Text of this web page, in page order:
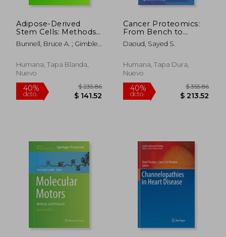
40%
dcto. $ 123.52
45%
dcto.
Adipose-Derived
Stem Cells: Methods
and Protocols (en
Inglés)
Bunnell, Bruce A. ; Gimble,
Humana, Tapa Blanda,
Nuevo
Cancer Proteomics:
From Bench to
Bedside (en Inglés)
Daoud, Sayed S.
Humana, Tapa Dura,
Nuevo